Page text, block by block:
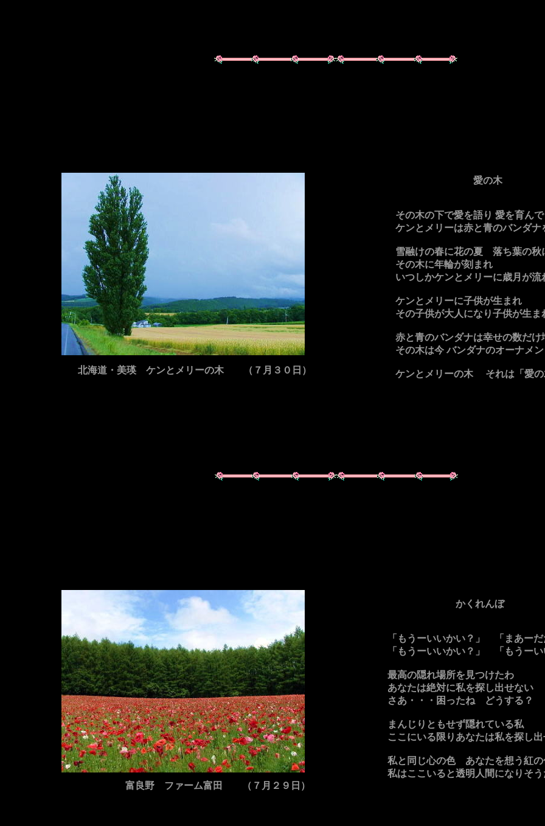
富良野 ファーム富田 （７月２９日）
かくれんぼ
「もうーいいかい？」 「まあーだ
「もうーいいかい？」 「もうーい
最高の隠れ場所を見つけたわ
あなたは絶対に私を探し出せない
さあ・・・困ったね どうする？
まんじりともせず隠れている私
ここにいる限りあなたは私を探し
私と同じ心の色 あなたを想う紅の
私はここいると透明人間になりそう
北海道・美瑛 ケンとメリーの木 （７月３０日）
愛の木
その木の下で愛を語り 愛を育んで
ケンとメリーは赤と青のバンダナ
雪融けの春に花の夏 落ち葉の秋
その木に年輪が刻まれ
いつしかケンとメリーに歳月が流
ケンとメリーに子供が生まれ
その子供が大人になり子供が生ま
赤と青のバンダナは幸せの数だけ
その木は今 バンダナのオーナメン
ケンとメリーの木 それは「愛の